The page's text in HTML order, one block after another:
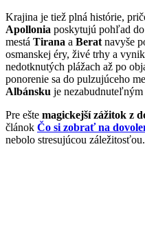
Krajina je tiež plná histórie,
Apollonia poskytujú pohľad
mestá Tirana a Berat navyše
osmanskej éry, živé trhy a
nedotknutých plážach až po
ponorenie sa do pulzujúceho
Albánsku je
Pre ešte magickejší zážitok z
článok Čo si zobrať na
nebolo stresujúcou záležitosťou.